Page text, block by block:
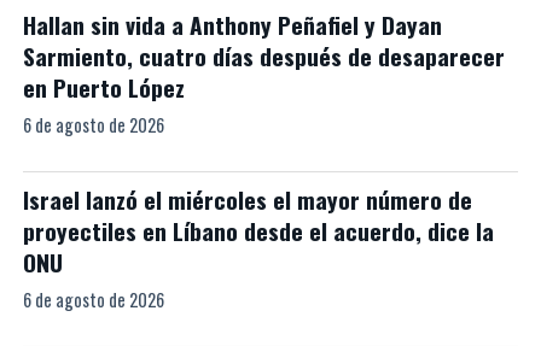
Hallan sin vida a Anthony Peñafiel y Dayan
Sarmiento, cuatro días después de desaparecer
en Puerto López
6 de agosto de 2026
Israel lanzó el miércoles el mayor número de
proyectiles en Líbano desde el acuerdo, dice la
ONU
6 de agosto de 2026